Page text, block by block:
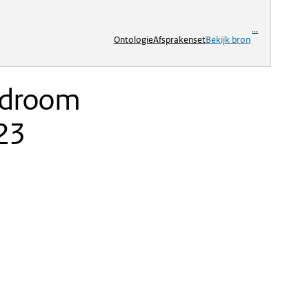
OntologieAfsprakensetBekijk bron
...